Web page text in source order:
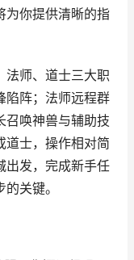
为你提供清晰的指
法师、道士三大职
陷阵；法师远程群
召唤神兽与辅助技
道士，操作相对简
出发，完成新手任
关键。